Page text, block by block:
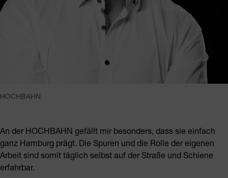
HOCHBAHN
An der HOCHBAHN gefällt mir besonders, dass sie einfach
ganz Hamburg prägt. Die Spuren und die Rolle der eigenen
Arbeit sind somit täglich selbst auf der Straße und Schiene
erfahrbar.